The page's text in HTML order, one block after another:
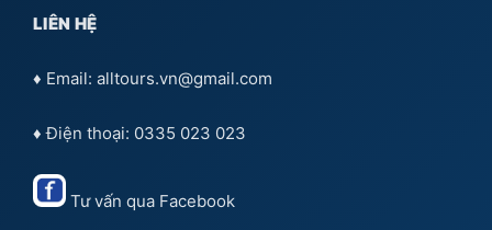
LIÊN HỆ
♦ Email: alltours.vn@gmail.com
♦ Điện thoại: 0335 023 023
Tư vấn qua Facebook